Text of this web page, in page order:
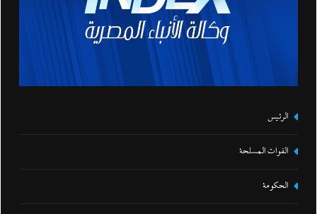
الرئيس
القوات المسلحة
الحكومة